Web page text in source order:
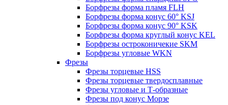
Борфрезы форма пламя FLH
Борфрезы форма конус 60° KSJ
Борфрезы форма конус 90° KSK
Борфрезы форма круглый конус KEL
Борфрезы остроконичекие SKM
Борфрезы угловые WKN
Фрезы
Фрезы торцевые HSS
Фрезы торцевые твердосплавные
Фрезы угловые и Т-образные
Фрезы под конус Морзе